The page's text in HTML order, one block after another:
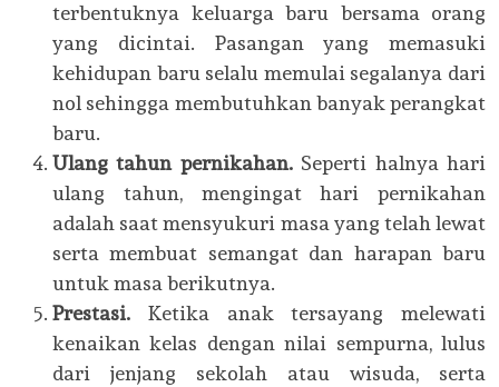
terbentuknya keluarga baru bersama orang
yang dicintai. Pasangan yang memasuki
kehidupan baru selalu memulai segalanya dari
nol sehingga membutuhkan banyak perangkat
baru.
Ulang tahun pernikahan.Seperti halnya hari
ulang tahun, mengingat hari pernikahan
adalah saat mensyukuri masa yang telah lewat
serta membuat semangat dan harapan baru
untuk masa berikutnya.
Prestasi. Ketika anak tersayang melewati
kenaikan kelas dengan nilai sempurna, lulus
dari jenjang sekolah atau wisuda, serta